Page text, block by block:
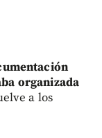
organizada
a los